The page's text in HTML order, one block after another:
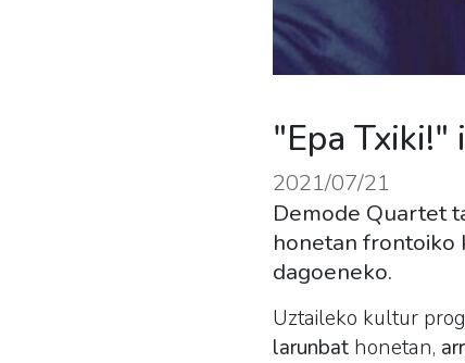
"Epa Txiki!"
2021/07/21
Demode Quartet
honetan frontoiko
dagoeneko.
Uztaileko kultur
larunbathonetan,